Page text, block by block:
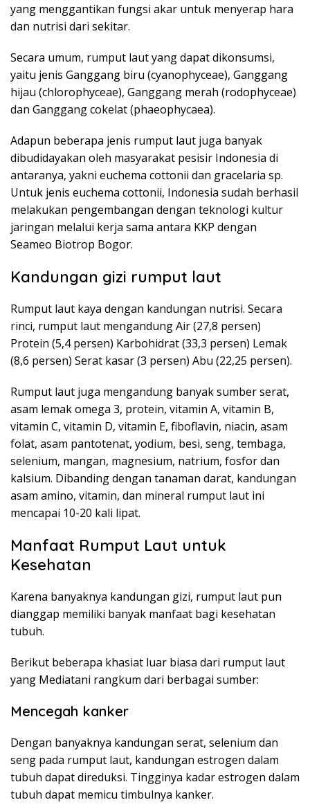
yang menggantikan fungsi akar untuk menyerap hara
dan nutrisi dari sekitar.
Secara umum, rumput laut yang dapat dikonsumsi,
yaitu jenis Ganggang biru (cyanophyceae), Ganggang
hijau (chlorophyceae), Ganggang merah (rodophyceae)
dan Ganggang cokelat (phaeophycaea).
Adapun beberapa jenis rumput laut juga banyak
dibudidayakan oleh masyarakat pesisir Indonesia di
antaranya, yakni euchema cottonii dan gracelaria sp.
Untuk jenis euchema cottonii, Indonesia sudah berhasil
melakukan pengembangan dengan teknologi kultur
jaringan melalui kerja sama antara KKP dengan
Seameo Biotrop Bogor.
Kandungan gizi rumput laut
Rumput laut kaya dengan kandungan nutrisi. Secara
rinci, rumput laut mengandung Air (27,8 persen)
Protein (5,4 persen) Karbohidrat (33,3 persen) Lemak
(8,6 persen) Serat kasar (3 persen) Abu (22,25 persen).
Rumput laut juga mengandung banyak sumber serat,
asam lemak omega 3, protein, vitamin A, vitamin B,
vitamin C, vitamin D, vitamin E, fiboflavin, niacin, asam
folat, asam pantotenat, yodium, besi, seng, tembaga,
selenium, mangan, magnesium, natrium, fosfor dan
kalsium. Dibanding dengan tanaman darat, kandungan
asam amino, vitamin, dan mineral rumput laut ini
mencapai 10-20 kali lipat.
Manfaat Rumput Laut untuk
Kesehatan
Karena banyaknya kandungan gizi, rumput laut pun
dianggap memiliki banyak manfaat bagi kesehatan
tubuh.
Berikut beberapa khasiat luar biasa dari rumput laut
yang Mediatani rangkum dari berbagai sumber:
Mencegah kanker
Dengan banyaknya kandungan serat, selenium dan
seng pada rumput laut, kandungan estrogen dalam
tubuh dapat direduksi. Tingginya kadar estrogen dalam
tubuh dapat memicu timbulnya kanker.